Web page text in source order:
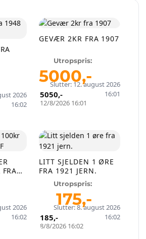
2026
16:02
Slutter: 12. august 2026
16:01
GEVÆR 2KR FRA 1907
Utropspris:
5000,-
12/8/2026 16:01
5050,-
2026
16:02
Slutter: 8. august 2026
16:02
LITT SJELDEN 1 ØRE
FRA 1921 JERN.
Utropspris:
175,-
8/8/2026 16:02
185,-
er interessert.
konto
Logg inn
på få sekunder og legg ut dine første
gebyrer. Ingen provisjon. Bare ekte
Lukk vinduet